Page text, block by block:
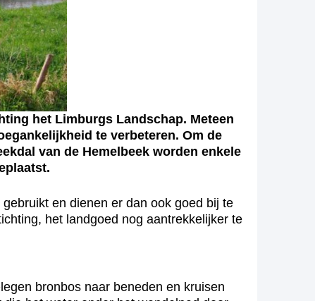
het Limburgs Landschap. Meteen
te verbeteren. Om de
van de Hemelbeek worden enkele
en dienen er dan ook goed bij te
het landgoed nog aantrekkelijker te
bronbos naar beneden en kruisen